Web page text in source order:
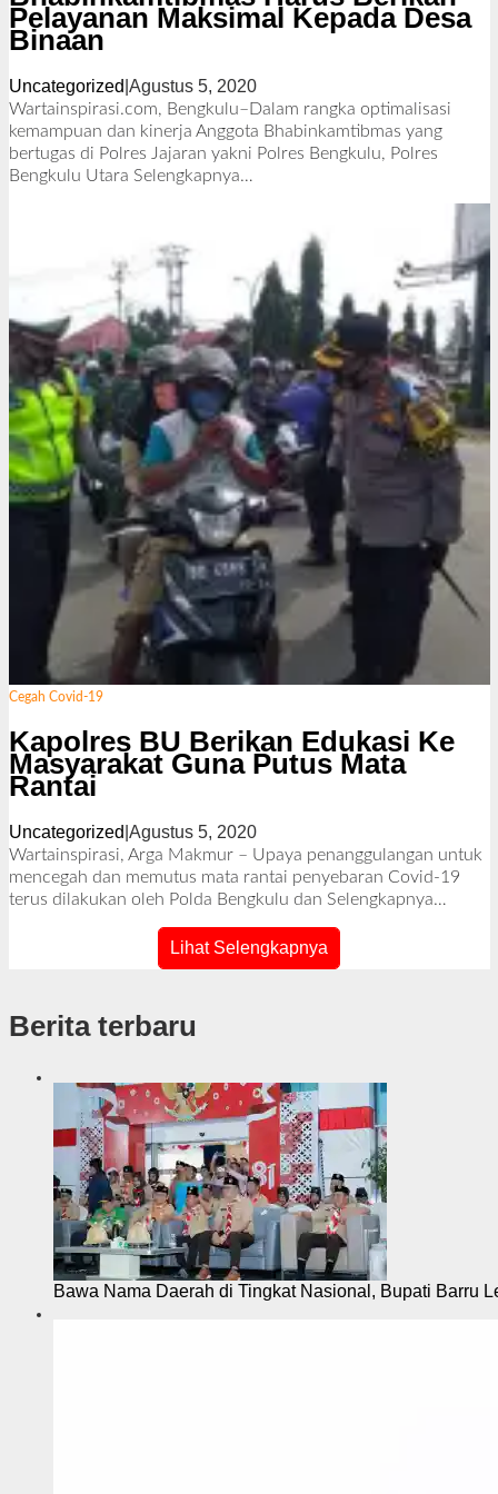
Pelayanan Maksimal Kepada Desa
Binaan
Uncategorized Agustus 5, 2020o
l
e
h
k
s
i
Wartainspirasi.com, Bengkulu–Dalam rangka optimalisasi
kemampuan dan kinerja Anggota Bhabinkamtibmas yang
bertugas di Polres Jajaran yakni Polres Bengkulu, Polres
Bengkulu Utara Selengkapnya…
Cegah Covid-19
Kapolres BU Berikan Edukasi Ke
Masyarakat Guna Putus Mata
Rantai
Uncategorized Agustus 5, 2020o
l
e
h
e
d
Wartainspirasi, Arga Makmur – Upaya penanggulangan untuk
mencegah dan memutus mata rantai penyebaran Covid-19
terus dilakukan oleh Polda Bengkulu dan Selengkapnya…
Lihat Selengkapnya
Berita terbaru
Bawa Nama Daerah di Tingkat Nasional, Bupati Barru